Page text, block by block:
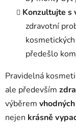
Konzultujte s
zdravotní
předešlo
Pravidelná
ale především
výběrem
nejen krásně